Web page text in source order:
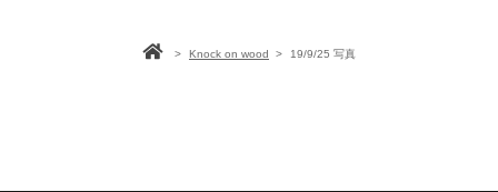
> Knock on wood > 19/9/25 写真